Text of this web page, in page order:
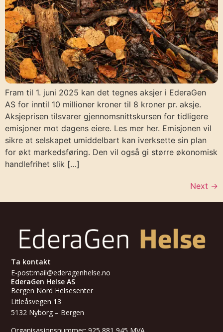
Fram til 1. juni 2025 kan det tegnes aksjer i EderaGen
AS for inntil 10 millioner kroner til 8 kroner pr. aksje.
Aksjeprisen tilsvarer gjennomsnittskursen for tidligere
emisjoner mot dagens eiere. Les mer her. Emisjonen vil
sikre at selskapet umiddelbart kan iverksette sin plan
for økt markedsføring. Den vil også gi større økonomisk
handlefrihet slik […]
Next →
Ta kontakt
E-post:mail@ederagenhelse.no
EderaGen Helse AS
Bergen Nord Helsesenter
Litleåsvegen 13
5132 Nyborg – Bergen